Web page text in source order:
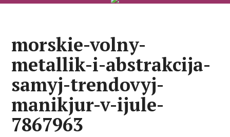
morskie-volny-
metallik-i-abstrakcija-
samyj-trendovyj-
manikjur-v-ijule-
7867963